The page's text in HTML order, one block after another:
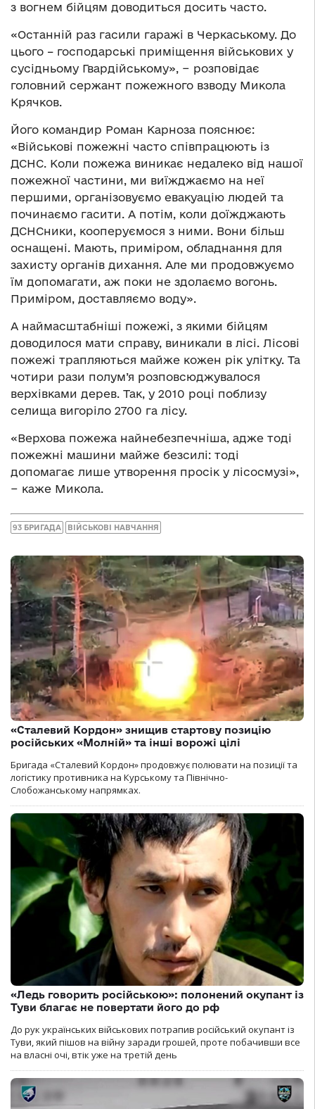
з вогнем бійцям доводиться досить часто.
«Останній раз гасили гаражі в Черкаському. До
цього – господарські приміщення військових у
сусідньому Гвардійському», − розповідає
головний сержант пожежного взводу Микола
Крячков.
Його командир Роман Карноза пояснює:
«Військові пожежні часто співпрацюють із
ДСНС. Коли пожежа виникає недалеко від нашої
пожежної частини, ми виїжджаємо на неї
першими, організовуємо евакуацію людей та
починаємо гасити. А потім, коли доїжджають
ДСНСники, кооперуємося з ними. Вони більш
оснащені. Мають, приміром, обладнання для
захисту органів дихання. Але ми продовжуємо
їм допомагати, аж поки не здолаємо вогонь.
Приміром, доставляємо воду».
А наймасштабніші пожежі, з якими бійцям
доводилося мати справу, виникали в лісі. Лісові
пожежі трапляються майже кожен рік улітку. Та
чотири рази полум’я розповсюджувалося
верхівками дерев. Так, у 2010 році поблизу
селища вигоріло 2700 га лісу.
«Верхова пожежа найнебезпечніша, адже тоді
пожежні машини майже безсилі: тоді
допомагає лише утворення просік у лісосмузі»,
− каже Микола.
93 БРИГАДА ВІЙСЬКОВІ НАВЧАННЯ
«Сталевий Кордон» знищив стартову позицію
російських «Молній» та інші ворожі цілі
Бригада «Сталевий Кордон» продовжує полювати на позиції та
логістику противника на Курському та Північно-
Слобожанському напрямках.
«Ледь говорить російською»: полонений окупант із
Туви благає не повертати його до рф
До рук українських військових потрапив російський окупант із
Туви, який пішов на війну заради грошей, проте побачивши все
на власні очі, втік уже на третій день